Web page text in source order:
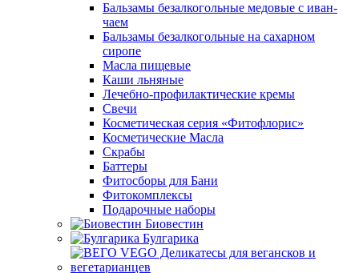
Бальзамы безалкогольные медовые с иван-
чаем
Бальзамы безалкогольные на сахарном
сиропе
Масла пищевые
Каши льняные
Лечебно-профилактические кремы
Свечи
Косметическая серия «Фитофлорис»
Косметические Масла
Скрабы
Баттеры
Фитосборы для Бани
Фитокомплексы
Подарочные наборы
Биовестин
Булгарика